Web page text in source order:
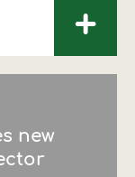
+
new